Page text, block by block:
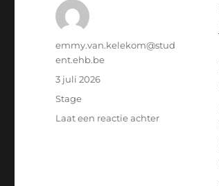
Auteur
emmy.van.kelekom@stud
ent.ehb.be
Geplaatst
3 juli 2026
Categorieën
Stage
Laat een reactie achterop